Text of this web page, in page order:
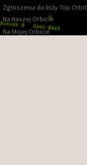
Zgłoszenia do listy Top Orbit
Na Naszej Orbicie
Na Mojej Orbicie